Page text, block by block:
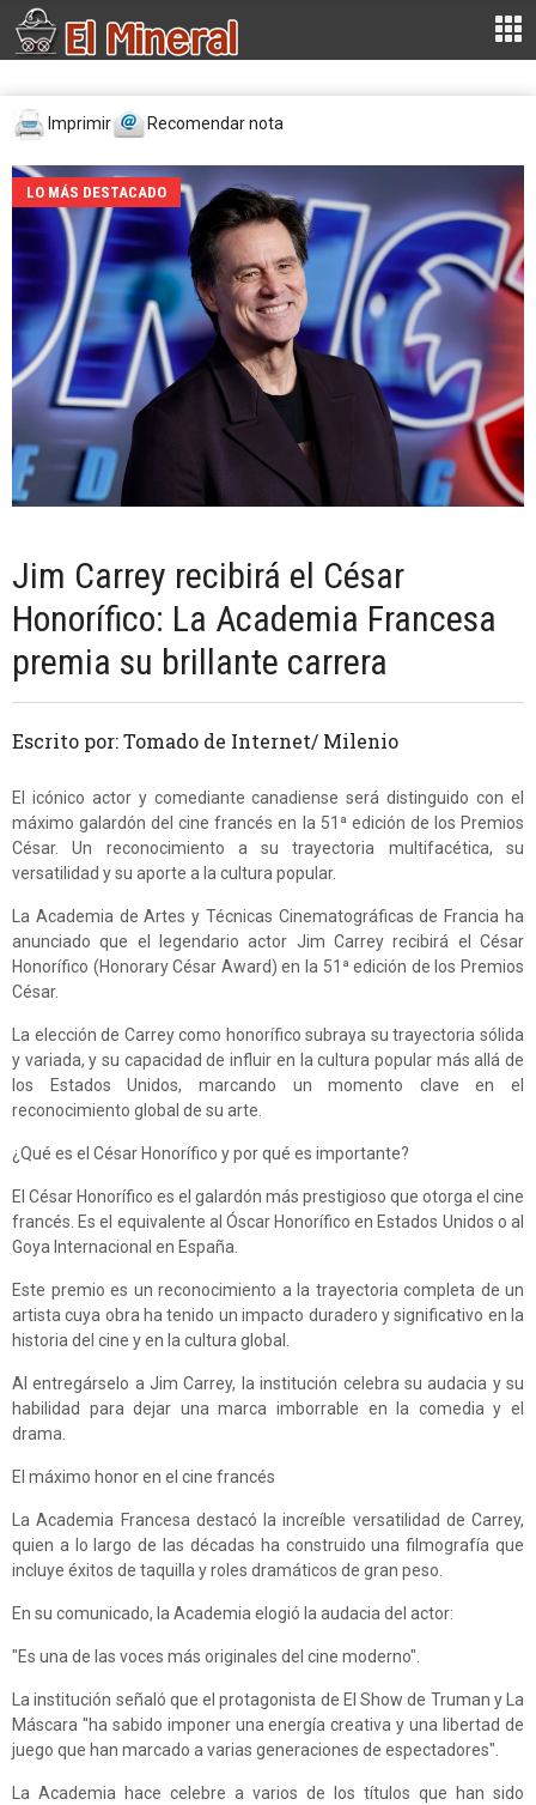
Imprimir Recomendar nota
LO MÁS DESTACADO
Jim Carrey recibirá el César
Honorífico: La Academia Francesa
premia su brillante carrera
Escrito por: Tomado de Internet/ Milenio
El icónico actor y comediante canadiense será distinguido con el
máximo galardón del cine francés en la 51ª edición de los Premios
César. Un reconocimiento a su trayectoria multifacética, su
versatilidad y su aporte a la cultura popular.
La Academia de Artes y Técnicas Cinematográficas de Francia ha
anunciado que el legendario actor Jim Carrey recibirá el César
Honorífico (Honorary César Award) en la 51ª edición de los Premios
César.
La elección de Carrey como honorífico subraya su trayectoria sólida
y variada, y su capacidad de influir en la cultura popular más allá de
los Estados Unidos, marcando un momento clave en el
reconocimiento global de su arte.
¿Qué es el César Honorífico y por qué es importante?
El César Honorífico es el galardón más prestigioso que otorga el cine
francés. Es el equivalente al Óscar Honorífico en Estados Unidos o al
Goya Internacional en España.
Este premio es un reconocimiento a la trayectoria completa de un
artista cuya obra ha tenido un impacto duradero y significativo en la
historia del cine y en la cultura global.
Al entregárselo a Jim Carrey, la institución celebra su audacia y su
habilidad para dejar una marca imborrable en la comedia y el
drama.
El máximo honor en el cine francés
La Academia Francesa destacó la increíble versatilidad de Carrey,
quien a lo largo de las décadas ha construido una filmografía que
incluye éxitos de taquilla y roles dramáticos de gran peso.
En su comunicado, la Academia elogió la audacia del actor:
"Es una de las voces más originales del cine moderno".
La institución señaló que el protagonista de El Show de Truman y La
Máscara "ha sabido imponer una energía creativa y una libertad de
juego que han marcado a varias generaciones de espectadores".
La Academia hace celebre a varios de los títulos que han sido